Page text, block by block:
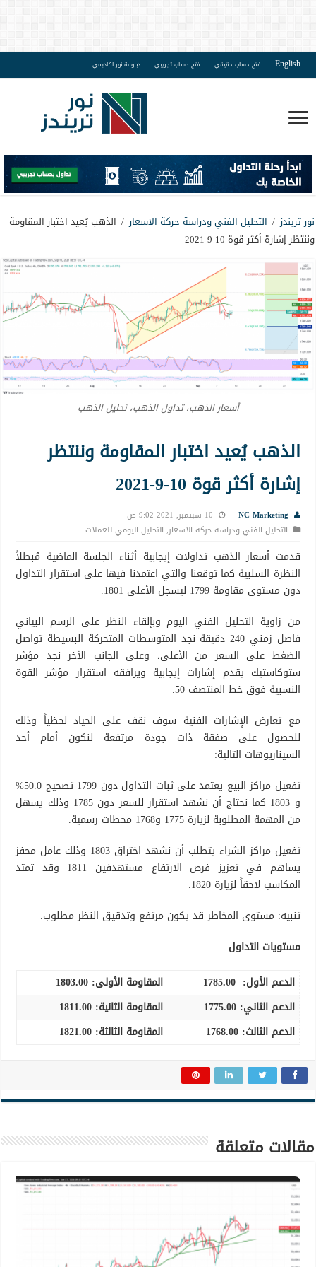
English فتح حساب حقيقي فتح حساب تجريبي دبلومة نور اكاديمي
نور تريندز / التحليل الفني ودراسة حركة الاسعار / الذهب يُعيد اختبار المقاومة
وننتظر إشارة أكثر قوة 10-9-2021
أسعار الذهب، تداول الذهب، تحليل الذهب
الذهب يُعيد اختبار المقاومة وننتظر
إشارة أكثر قوة 10-9-2021
NC Marketing
10 سبتمبر, 2021 9:02 ص
التحليل الفني ودراسة حركة الاسعار, التحليل اليومي للعملات
قدمت أسعار الذهب تداولات إيجابية أثناء الجلسة الماضية مُبطلاً
النظرة السلبية كما توقعنا والتي اعتمدنا فيها على استقرار التداول
دون مستوى مقاومة 1799 ليسجل الأعلى 1801.
من زاوية التحليل الفني اليوم وبإلقاء النظر على الرسم البياني
فاصل زمني 240 دقيقة نجد المتوسطات المتحركة البسيطة تواصل
الضغط على السعر من الأعلى، وعلى الجانب الأخر نجد مؤشر
ستوكاستيك يقدم إشارات إيجابية ويرافقه استقرار مؤشر القوة
النسبية فوق خط المنتصف 50.
مع تعارض الإشارات الفنية سوف نقف على الحياد لحظياً وذلك
للحصول على صفقة ذات جودة مرتفعة لنكون أمام أحد
السيناريوهات التالية:
تفعيل مراكز البيع يعتمد على ثبات التداول دون 1799 تصحيح 50.0%
و 1803 كما نحتاج أن نشهد استقرار للسعر دون 1785 وذلك يسهل
من المهمة المطلوبة لزيارة 1775 و1768 محطات رسمية.
تفعيل مراكز الشراء يتطلب أن نشهد اختراق 1803 وذلك عامل محفز
يساهم في تعزيز فرص الارتفاع مستهدفين 1811 وقد تمتد
المكاسب لاحقاً لزيارة 1820.
تنبيه: مستوى المخاطر قد يكون مرتفع وتدقيق النظر مطلوب.
مستويات التداول
الدعم الأول: 1785.00 المقاومة الأولى: 1803.00
الدعم الثاني: 1775.00 المقاومة الثانية: 1811.00
الدعم الثالث:
1768.00 المقاومة الثالثة: 1821.00
مقالات متعلقة